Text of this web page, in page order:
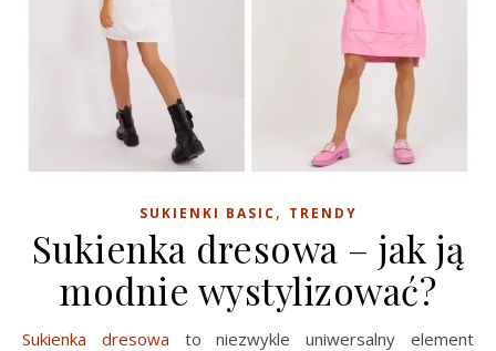
SUKIENKI BASIC, TRENDY
Sukienka dresowa – jak ją
modnie wystylizować?
Sukienka dresowa to niezwykle uniwersalny element